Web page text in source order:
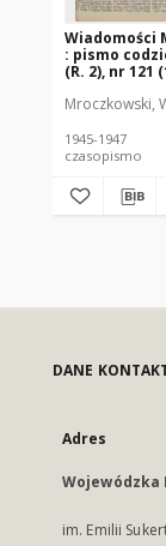
Wiadomości
: pismo
(R. 2), nr 121
Mroczkowski,
1945-1947
czasopismo
DANE
Adres
im. Emilii